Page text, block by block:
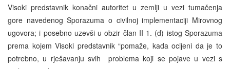
Visoki predstavnik konačni autoritet u zemlji u vezi tumačenja
gore navedenog Sporazuma o civilnoj implementaciji Mirovnog
ugovora; i posebno uzevši u obzir član II 1. (d) istog Sporazuma
prema kojem Visoki predstavnik “pomaže, kada ocijeni da je to
potrebno, u rješavanju svih problema koji se pojave u vezi s